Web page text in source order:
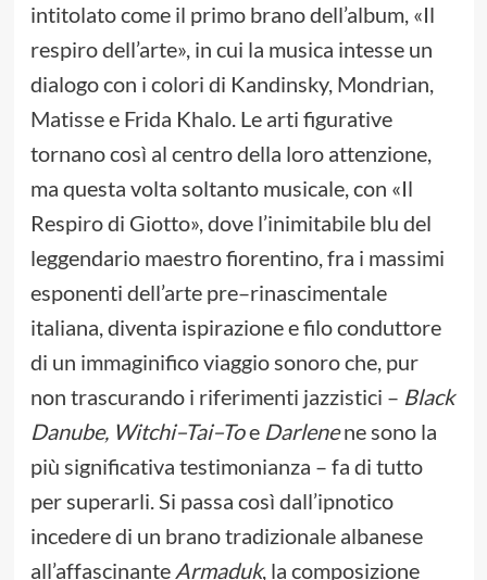
intitolato come il primo brano dell’album, «Il
respiro dell’arte», in cui la musica intesse un
dialogo con i colori di Kandinsky, Mondrian,
Matisse e Frida Khalo. Le arti figurative
tornano così al centro della loro attenzione,
ma questa volta soltanto musicale, con «Il
Respiro di Giotto», dove l’inimitabile blu del
leggendario maestro fiorentino, fra i massimi
esponenti dell’arte pre–rinascimentale
italiana, diventa ispirazione e filo conduttore
di un immaginifico viaggio sonoro che, pur
non trascurando i riferimenti jazzistici – Black
Danube, Witchi–Tai–Toe Darlenene sono la
più significativa testimonianza – fa di tutto
per superarli. Si passa così dall’ipnotico
incedere di un brano tradizionale albanese
all’affascinante Armaduk, la composizione